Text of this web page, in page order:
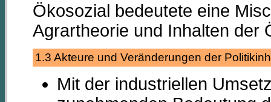
Ökosozial bedeutete eine
Agrartheorie und Inhalten der
1.3 Akteure und Veränderungen der
Mit der industriellen